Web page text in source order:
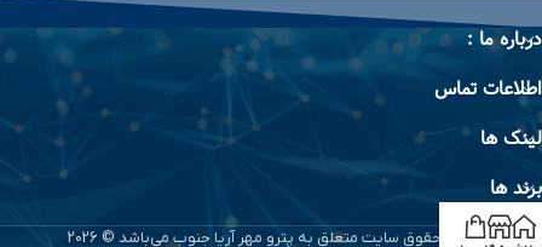
درباره ما :
اطلاعات تماس
لینک ها
برند ها
تمام حقوق سایت متعلق به پترو مهر آریا جنوب می‌باشد © 2026